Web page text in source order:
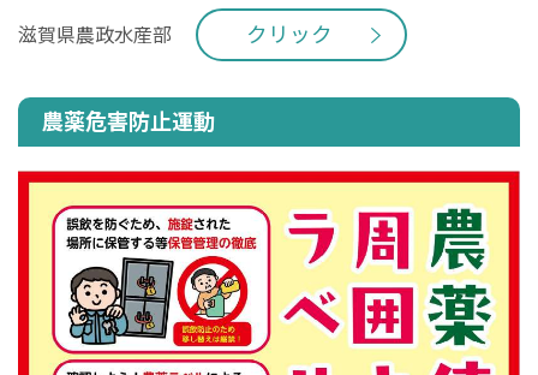
滋賀県農政水産部 クリック
農薬危害防止運動